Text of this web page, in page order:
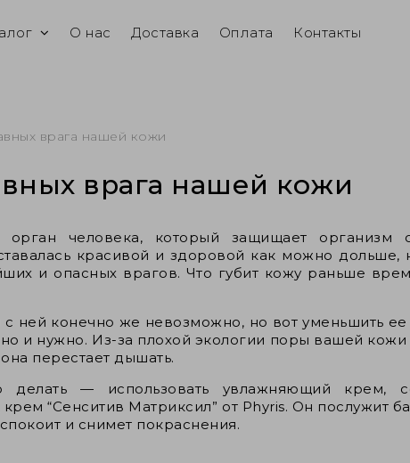
О нас Доставка Оплата Контакты
врага нашей кожи
врага нашей кожи
человека, который защищает организм
красивой и здоровой как можно дольше,
и опасных врагов. Что губит кожу раньше
с ней конечно же невозможно, но вот уменьшить ее
и нужно. Из-за плохой экологии поры вашей кожи
перестает дышать.
делать — использовать увлажняющий крем,
крем“Сенситив Матриксил” от Phyris. Он послужит
и снимет покраснения.